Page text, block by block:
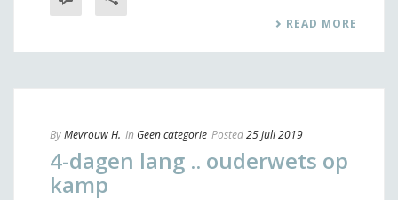
READ MORE
ByMevrouw H. In Geen categorie Posted25 juli 2019
4-dagen lang .. ouderwets op
kamp